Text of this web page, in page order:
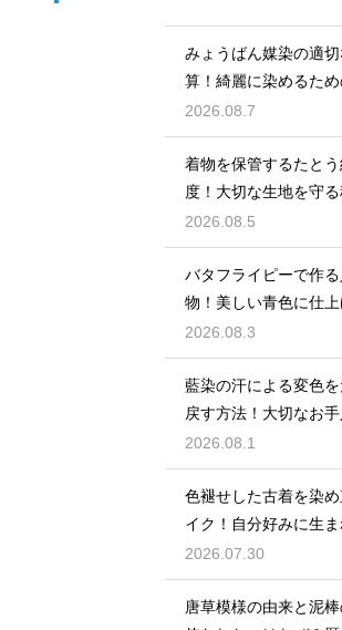
みょうばん媒染の適
算！綺麗に染めるた
2026.08.7
着物を保管するたと
度！大切な生地を守る
2026.08.5
バタフライピーで作
物！美しい青色に仕
2026.08.3
藍染の汗による変色
戻す方法！大切なお
2026.08.1
色褪せした古着を染
イク！自分好みに生
2026.07.30
唐草模様の由来と泥